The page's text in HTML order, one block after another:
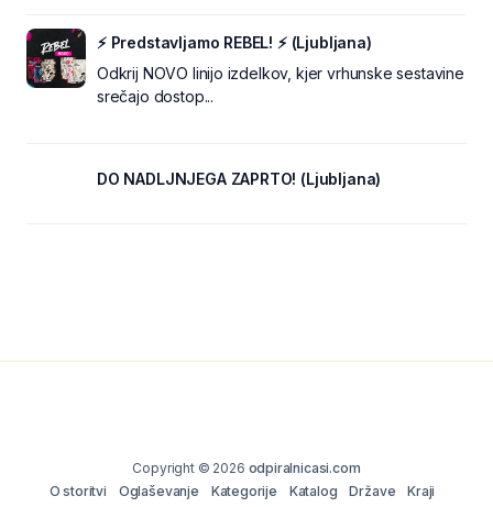
⚡ Predstavljamo REBEL! ⚡ (Ljubljana)
Odkrij NOVO linijo izdelkov, kjer vrhunske sestavine
srečajo dostop...
DO NADLJNJEGA ZAPRTO! (Ljubljana)
Copyright © 2026 odpiralnicasi.com
O storitvi
Oglaševanje Kategorije Katalog Države
Kraji